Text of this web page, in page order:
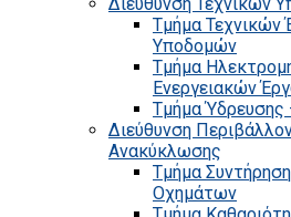
Τμήμα Τεχνικών
Υποδομών
Τμήμα
Ενεργειακών
Τμήμα Ύδρευσης
Διεύθυνση
Ανακύκλωσης
Τμήμα
Οχημάτων